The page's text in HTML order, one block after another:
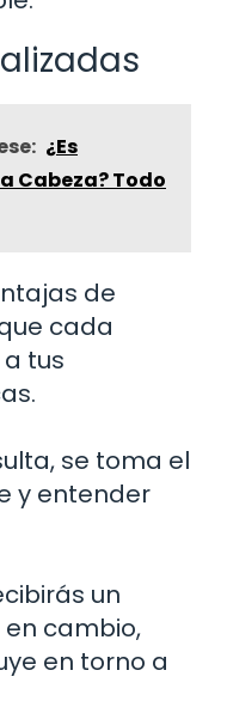
¿Es
Cabeza? Todo
de
cada
tus
se toma el
y entender
un
cambio,
en torno a